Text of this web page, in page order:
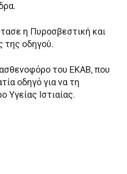
η Πυροσβεστική και
της οδηγού.
του ΕΚΑΒ, που
οδηγό για να τη
Υγείας Ιστιαίας.